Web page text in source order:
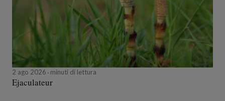
2 ago 2026 minuti di lettura
Ejaculateur